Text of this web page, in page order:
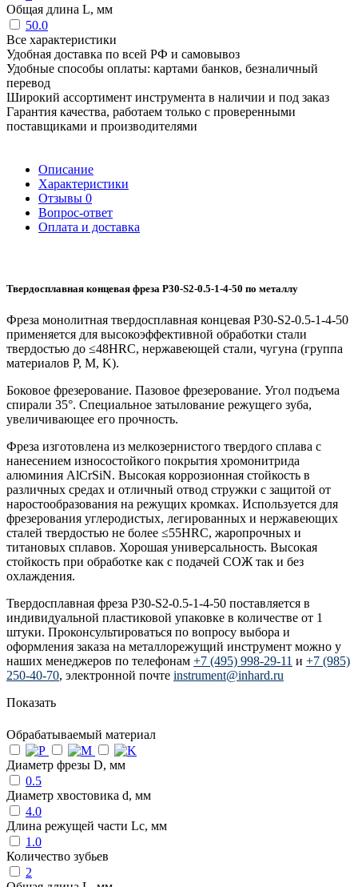
Общая длина L, мм
50.0
Все характеристики
Удобная доставка по всей РФ и самовывоз
Удобные способы оплаты: картами банков, безналичный
перевод
Широкий ассортимент инструмента в наличии и под заказ
Гарантия качества, работаем только с проверенными
поставщиками и производителями
Описание
Характеристики
Отзывы 0
Вопрос-ответ
Оплата и доставка
Твердосплавная концевая фреза P30-S2-0.5-1-4-50 по металлу
Фреза монолитная твердосплавная концевая P30-S2-0.5-1-4-50
применяется для высокоэффективной обработки стали
твердостью до ≤48HRC, нержавеющей стали, чугуна (группа
материалов P, M, K).
Боковое фрезерование. Пазовое фрезерование. Угол подъема
спирали 35°. Специальное затылование режущего зуба,
увеличивающее его прочность.
Фреза изготовлена из мелкозернистого твердого сплава с
нанесением износостойкого покрытия хромонитрида
алюминия AlCrSiN. Высокая коррозионная стойкость в
различных средах и отличный отвод стружки с защитой от
наростообразования на режущих кромках. Используется для
фрезерования углеродистых, легированных и нержавеющих
сталей твердостью не более ≤55HRC, жаропрочных и
титановых сплавов. Хорошая универсальность. Высокая
стойкость при обработке как с подачей СОЖ так и без
охлаждения.
Твердосплавная фреза P30-S2-0.5-1-4-50 поставляется в
индивидуальной пластиковой упаковке в количестве от 1
штуки. Проконсультироваться по вопросу выбора и
оформления заказа на металлорежущий инструмент можно у
наших менеджеров по телефонам +7 (495) 998-29-11 и +7 (985)
250-40-70, электронной почте instrument@inhard.ru
Показать
Обрабатываемый материал
Диаметр фрезы D, мм
0.5
Диаметр хвостовика d, мм
4.0
Длина режущей части Lc, мм
1.0
Количество зубьев
2